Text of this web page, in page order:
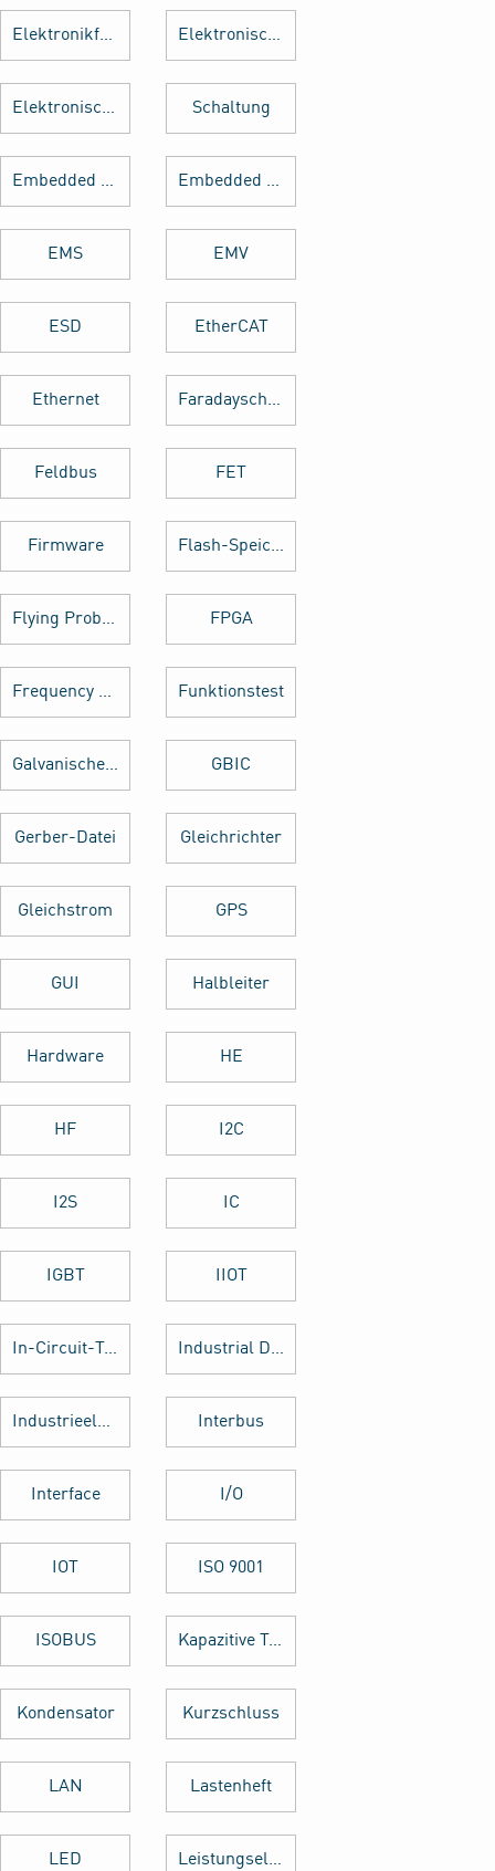
Elektronikfertigung Elektronische Baugruppe
Elektronische Bauteile Schaltung
Embedded Software Embedded System
EMS EMV
ESD EtherCAT
Ethernet Faradayscher Käfig
Feldbus FET
Firmware Flash-Speicher
Flying Probe Test FPGA
Frequency Hopping Funktionstest
Galvanische Trennung GBIC
Gerber-Datei Gleichrichter
Gleichstrom GPS
GUI Halbleiter
Hardware HE
HF I2C
I2S IC
IGBT IIOT
In-Circuit-Test Industrial Design
Industrieelektronik Interbus
Interface I/O
IOT ISO 9001
ISOBUS Kapazitive Tasten
Kondensator Kurzschluss
LAN Lastenheft
LED Leistungselektronik